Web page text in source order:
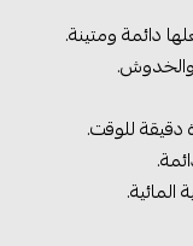
دائمة ومتينة.
دقيقة للوقت.